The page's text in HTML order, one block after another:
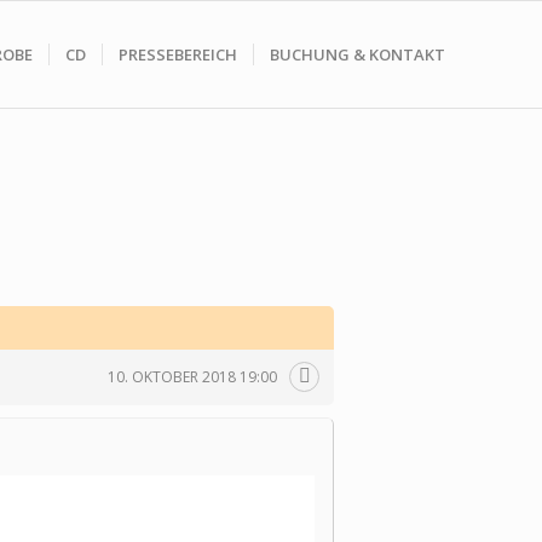
CD PRESSEBEREICH BUCHUNG & KONTAKT
10. OKTOBER 2018 19:00